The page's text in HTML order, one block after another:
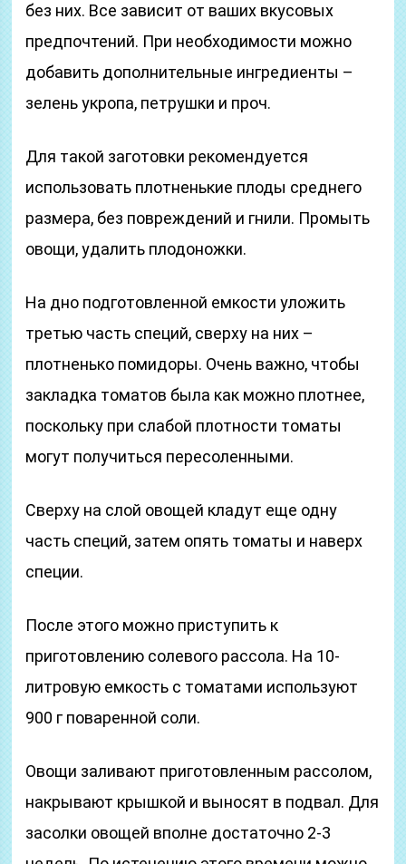
без них. Все зависит от ваших вкусовых
предпочтений. При необходимости можно
добавить дополнительные ингредиенты –
зелень укропа, петрушки и проч.
Для такой заготовки рекомендуется
использовать плотненькие плоды среднего
размера, без повреждений и гнили. Промыть
овощи, удалить плодоножки.
На дно подготовленной емкости уложить
третью часть специй, сверху на них –
плотненько помидоры. Очень важно, чтобы
закладка томатов была как можно плотнее,
поскольку при слабой плотности томаты
могут получиться пересоленными.
Сверху на слой овощей кладут еще одну
часть специй, затем опять томаты и наверх
специи.
После этого можно приступить к
приготовлению солевого рассола. На 10-
литровую емкость с томатами используют
900 г поваренной соли.
Овощи заливают приготовленным рассолом,
накрывают крышкой и выносят в подвал. Для
засолки овощей вполне достаточно 2-3